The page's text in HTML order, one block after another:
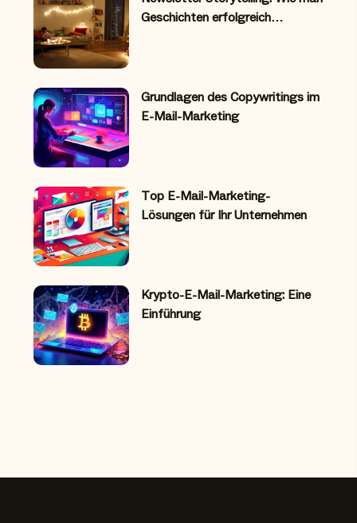
Geschichten erfolgreich…
Grundlagen des Copywritings im
E-Mail-Marketing
Top E-Mail-Marketing-
Lösungen für Ihr Unternehmen
Krypto-E-Mail-Marketing: Eine
Einführung